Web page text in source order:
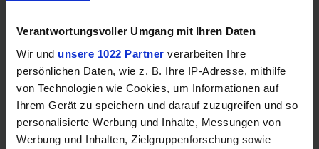
Verantwortungsvoller Umgang mit Ihren Daten
Wir und unsere 1022 Partner verarbeiten Ihre
persönlichen Daten, wie z. B. Ihre IP-Adresse, mithilfe
von Technologien wie Cookies, um Informationen auf
Ihrem Gerät zu speichern und darauf zuzugreifen und so
personalisierte Werbung und Inhalte, Messungen von
Werbung und Inhalten, Zielgruppenforschung sowie